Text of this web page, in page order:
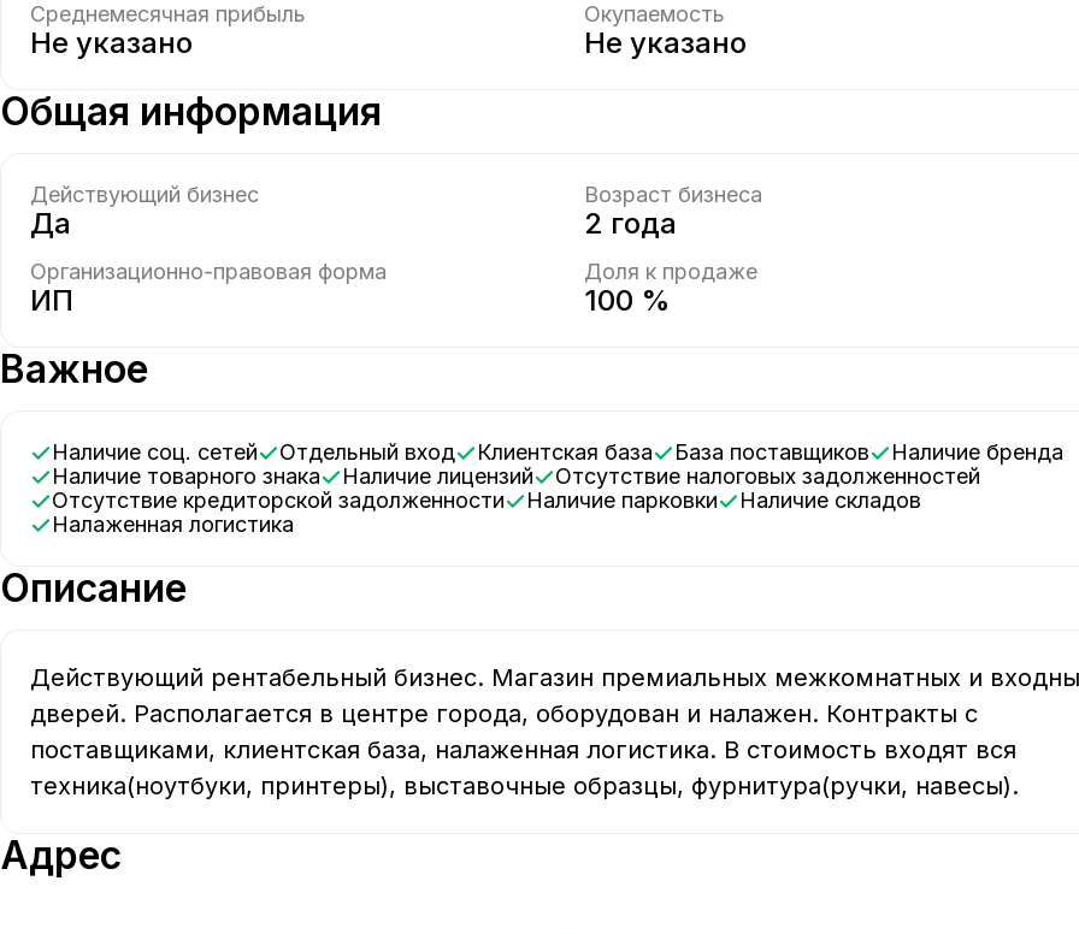
Среднемесячная прибыль
Не указано
Окупаемость
Не указано
Общая информация
Действующий бизнес
Да
Возраст бизнеса
2 года
Организационно-правовая форма
ИП
Доля к продаже
100 %
Важное
Наличие соц. сетей Отдельный вход Клиентская база База поставщиков
Наличие бренда
Наличие товарного знака
Наличие лицензий
Отсутствие налоговых задолженностей
Отсутствие кредиторской задолженности
Наличие парковки
Наличие складов
Налаженная логистика
Описание
Действующий рентабельный бизнес. Магазин премиальных межкомнатных и
дверей. Располагается в центре города, оборудован и налажен. Контракты с
поставщиками, клиентская база, налаженная логистика. В стоимость входят вся
техника(ноутбуки, принтеры), выставочные образцы, фурнитура(ручки, навесы).
Адрес